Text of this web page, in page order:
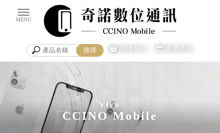
購物車(0) 匯款通知
vivo